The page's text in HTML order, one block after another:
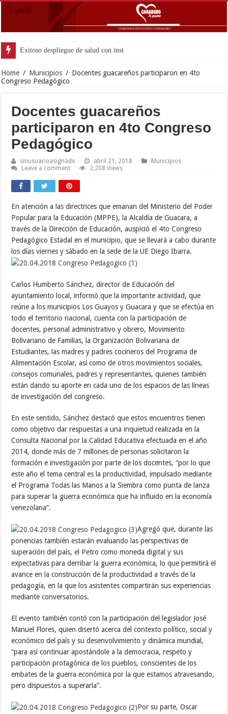
Home / Municipios / Docentes guacareños participaron en 4to
Congreso Pedagógico
Docentes guacareños
participaron en 4to Congreso
Pedagógico
sinusuarioasignado abril 21, 2018
Municipios
Leave a comment
2,208 Views
En atención a las directrices que emanan del Ministerio del Poder
Popular para la Educación (MPPE), la Alcaldía de Guacara, a
través de la Dirección de Educación, auspició el 4to Congreso
Pedagógico Estadal en el municipio, que se llevará a cabo durante
los días viernes y sábado en la sede de la UE Diego Ibarra.
Carlos Humberto Sánchez, director de Educación del
ayuntamiento local, informó que la importante actividad, que
reúne a los municipios Los Guayos y Guacara y que se efectúa en
todo el territorio nacional, cuenta con la participación de
docentes, personal administrativo y obrero, Movimiento
Bolivariano de Familias, la Organización Bolivariana de
Estudiantes, las madres y padres cocineros del Programa de
Alimentación Escolar, así como de otros movimientos sociales,
consejos comunales, padres y representantes, quienes también
están dando su aporte en cada uno de los espacios de las líneas
de investigación del congreso.
En este sentido, Sánchez destacó que estos encuentros tienen
como objetivo dar respuestas a una inquietud realizada en la
Consulta Nacional por la Calidad Educativa efectuada en el año
2014, donde más de 7 millones de personas solicitaron la
formación e investigación por parte de los docentes, “por lo que
este año el tema central es la productividad, impulsado mediante
el Programa Todas las Manos a la Siembra como punta de lanza
para superar la guerra económica que ha influido en la economía
venezolana”.
Agregó que, durante las
ponencias también estarán evaluando las perspectivas de
superación del país, el Petro como moneda digital y sus
expectativas para derribar la guerra económica, lo que permitirá el
avance en la construcción de la productividad a través de la
pedagogía, en la que los asistentes compartirán sus experiencias
mediante conversatorios.
El evento también contó con la participación del legislador José
Manuel Flores, quien disertó acerca del contexto político, social y
económico del país y su desenvolvimiento y dinámica mundial,
“para así continuar apostándole a la democracia, respeto y
participación protagónica de los pueblos, conscientes de los
embates de la guerra económica por la que estamos atravesando,
pero dispuestos a superarla”.
Por su parte, Oscar